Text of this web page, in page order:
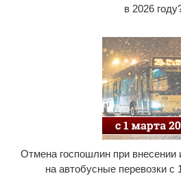
в 2026
Отмена госпошлин при внесении
на автобусные перевозки с